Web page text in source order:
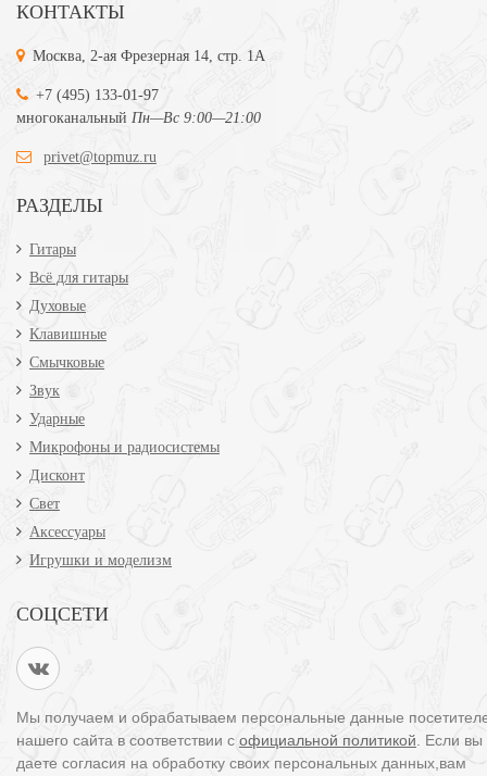
КОНТАКТЫ
Москва, 2-ая Фрезерная 14, стр. 1А
+7 (495) 133-01-97
многоканальный Пн—Вс 9:00—21:00
privet@topmuz.ru
РАЗДЕЛЫ
Гитары
Всё для гитары
Духовые
Клавишные
Смычковые
Звук
Ударные
Микрофоны и радиосистемы
Дисконт
Свет
Аксессуары
Игрушки и моделизм
СОЦСЕТИ
Мы получаем и обрабатываем персональные данные
нашего сайта в соответствии с официальной политикой. Если вы
даете согласия на обработку своих персональных данных,вам